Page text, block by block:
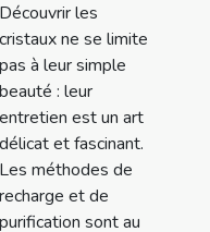
Découvrir les
cristaux ne se limite
pas à leur simple
beauté : leur
entretien est un art
délicat et fascinant.
Les méthodes de
recharge et de
purification sont au